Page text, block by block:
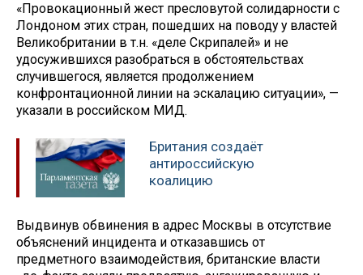
«Провокационный жест пресловутой солидарности с
Лондоном этих стран, пошедших на поводу у властей
Великобритании в т.н. «деле Скрипалей» и не
удосужившихся разобраться в обстоятельствах
случившегося, является продолжением
конфронтационной линии на эскалацию ситуации», —
указали в российском МИД.
Британия создаёт
антироссийскую
коалицию
Выдвинув обвинения в адрес Москвы в отсутствие
объяснений инцидента и отказавшись от
предметного взаимодействия, британские власти